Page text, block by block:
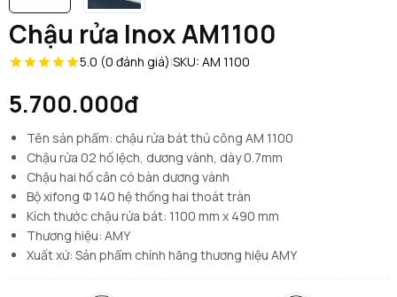
Chậu rửa Inox AM1100
5.0 (0 đánh giá)|SKU: AM 1100
5.700.000đ
Tên sản phẩm: chậu rửa bát thủ công AM 1100
Chậu rửa 02 hố lệch, dương vành, dày 0.7mm
Chậu hai hố cân có bàn dương vành
Bộ xifong Φ 140 hệ thống hai thoát tràn
Kích thước chậu rửa bát: 1100 mm x 490 mm
Thương hiệu: AMY
Xuất xứ: Sản phẩm chính hãng thương hiệu AMY